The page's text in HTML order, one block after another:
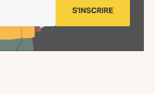
S'INSCRIRE